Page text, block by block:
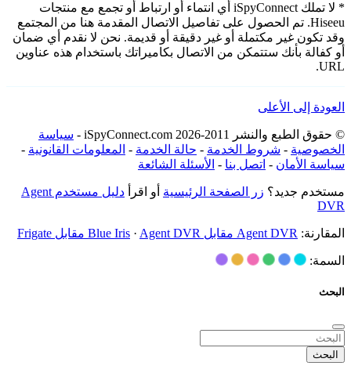
* لا تملك iSpyConnect أي انتماء أو ارتباط أو تجمع مع منتجات
Hiseeu. تم الحصول على تفاصيل الاتصال المقدمة هنا من المجتمع
وقد تكون غير مكتملة أو غير دقيقة أو قديمة. نحن لا نقدم أي ضمان
أو كفالة بأنك ستتمكن من الاتصال بكاميراتك باستخدام هذه عناوين
URL.
العودة إلى الأعلى
© حقوق الطبع والنشر 2011-2026 iSpyConnect.com -
سياسة
الخصوصية - شروط الخدمة - حالة الخدمة - المعلومات القانونية -
سياسة الأمان - اتصل بنا - الأسئلة الشائعة
مستخدم جديد؟ زر الصفحة الرئيسية أو اقرأ
دليل مستخدم Agent
DVR
المقارنة: Agent DVR مقابل Blue Iris · Agent DVR مقابل Frigate
السمة:
البحث
البحث